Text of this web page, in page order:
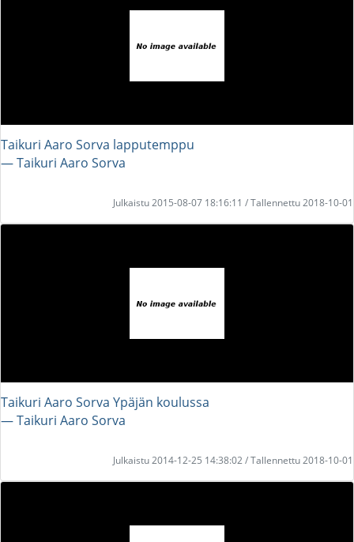
Taikuri Aaro Sorva lapputemppu
― Taikuri Aaro Sorva
Julkaistu 2015-08-07 18:16:11 / Tallennettu 2018-10-01
Taikuri Aaro Sorva Ypäjän koulussa
― Taikuri Aaro Sorva
Julkaistu 2014-12-25 14:38:02 / Tallennettu 2018-10-01